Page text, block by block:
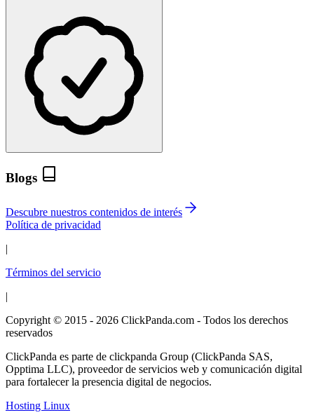
Blogs
Descubre nuestros contenidos de interés
Política de privacidad
|
Términos del servicio
|
Copyright © 2015 - 2026 ClickPanda.com - Todos los derechos
reservados
ClickPanda es parte de clickpanda Group (ClickPanda SAS,
Opptima LLC), proveedor de servicios web y comunicación digital
para fortalecer la presencia digital de negocios.
Hosting Linux